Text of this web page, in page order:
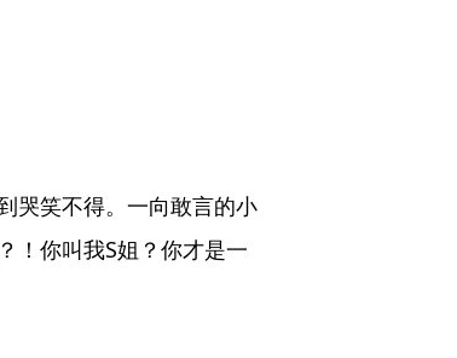
哭笑不得。一向敢言的小
！你叫我S姐？你才是一